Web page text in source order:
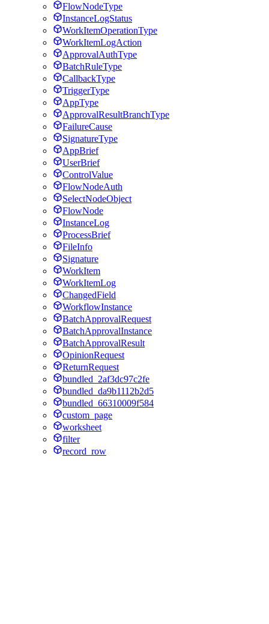
FlowNodeType
InstanceLogStatus
WorkItemOperationType
WorkItemLogAction
ApprovalAuthType
BatchRuleType
CallbackType
TriggerType
AppType
ApprovalResultBranchType
FailureCause
SignatureType
AppBrief
UserBrief
ControlValue
FlowNodeAuth
SelectNodeObject
FlowNode
InstanceLog
ProcessBrief
FileInfo
Signature
WorkItem
WorkItemLog
ChangedField
WorkflowInstance
BatchApprovalRequest
BatchApprovalInstance
BatchApprovalResult
OpinionRequest
ReturnRequest
bundled_2af3dc97c2fe
bundled_da9b1112b2d5
bundled_66310009f584
custom_page
worksheet
filter
record_row